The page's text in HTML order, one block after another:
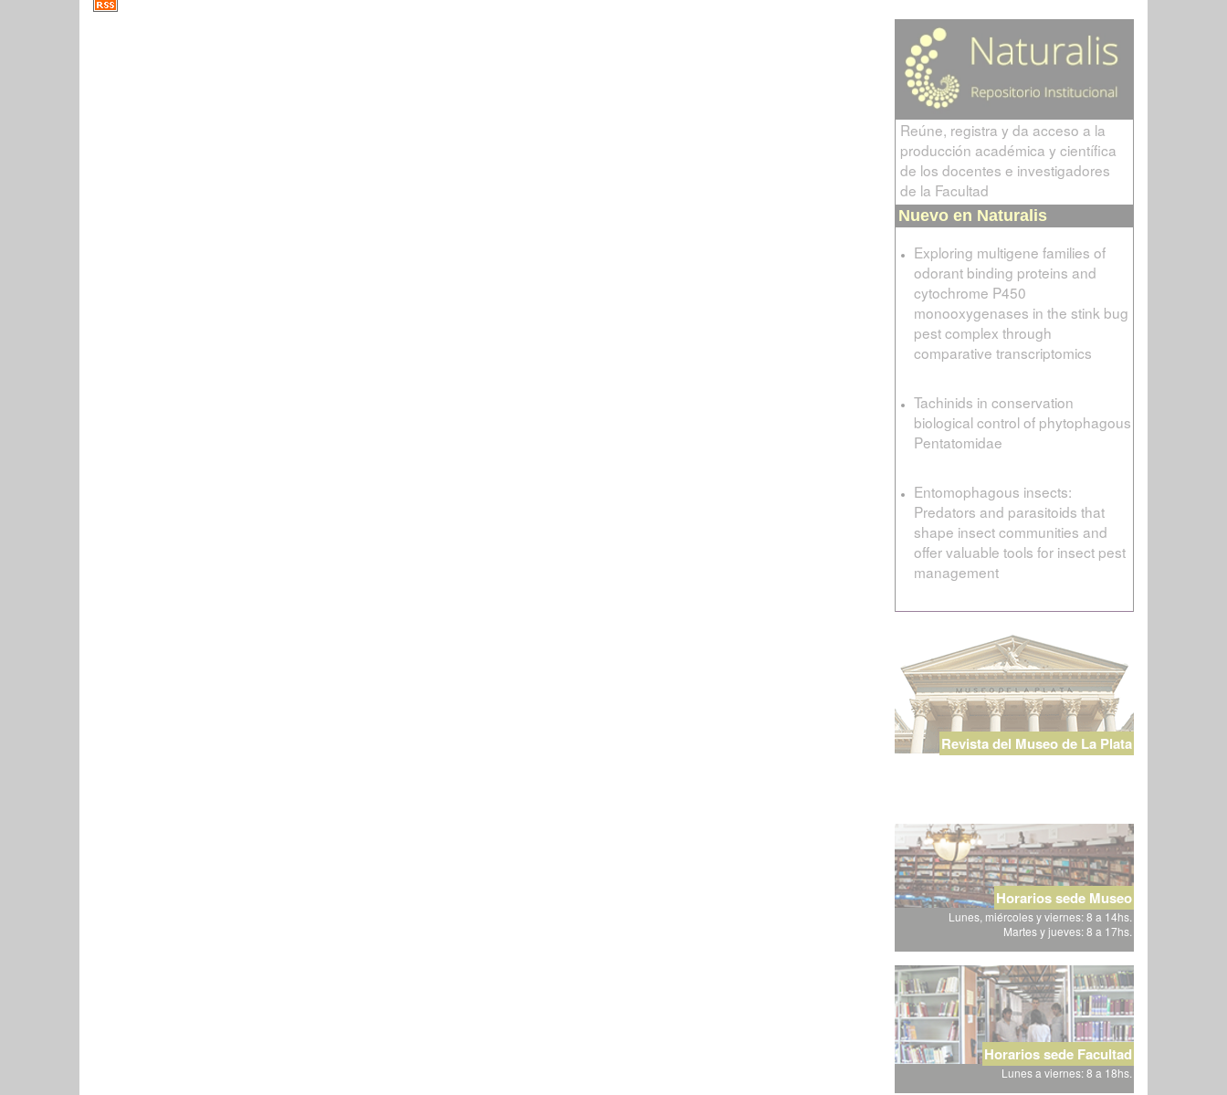
Reúne, registra y da acceso a la
producción académica y científica
de los docentes e investigadores
de la Facultad
Nuevo en Naturalis
Exploring multigene families of
odorant binding proteins and
cytochrome P450
monooxygenases in the stink bug
pest complex through
comparative transcriptomics
Tachinids in conservation
biological control of phytophagous
Pentatomidae
Entomophagous insects:
Predators and parasitoids that
shape insect communities and
offer valuable tools for insect pest
management
Revista del Museo de La Plata
Horarios sede Museo
Lunes, miércoles y viernes: 8 a 14hs.
Martes y jueves: 8 a 17hs.
Horarios sede Facultad
Lunes a viernes: 8 a 18hs.